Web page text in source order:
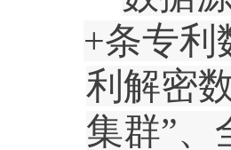
+条专利
利解密
集群”、